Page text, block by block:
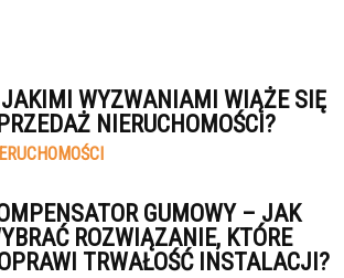
WYZWANIAMI WIĄŻE SIĘ
NIERUCHOMOŚCI?
GUMOWY – JAK
ROZWIĄZANIE, KTÓRE
TRWAŁOŚĆ INSTALACJI?